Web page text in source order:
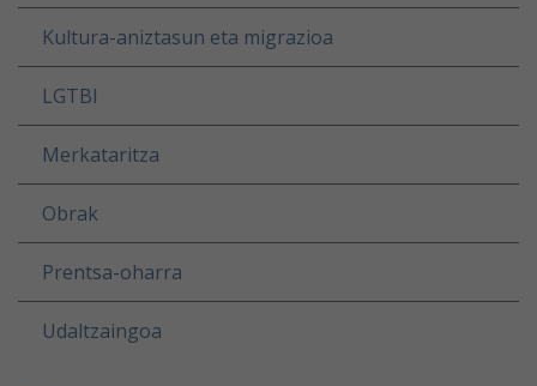
Kultura-aniztasun eta migrazioa
LGTBI
Merkataritza
Obrak
Prentsa-oharra
Udaltzaingoa